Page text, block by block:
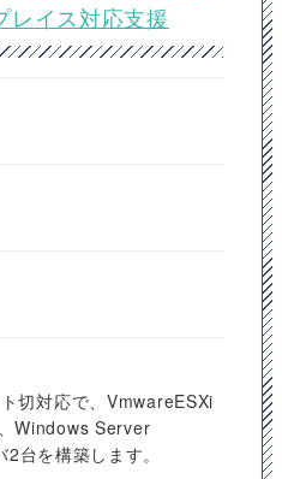
イス対応支援
切対応で、VmwareESXi
Windows Server
台を構築します。